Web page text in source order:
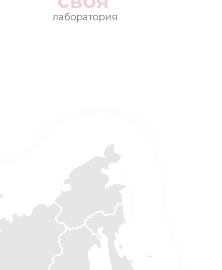
лаборатория